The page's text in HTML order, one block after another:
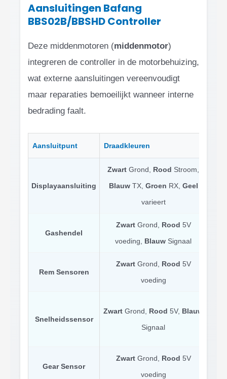
Aansluitingen Bafang
BBS02B/BBSHD Controller
Deze middenmotoren (middenmotor)
integreren de controller in de motorbehuizing,
wat externe aansluitingen vereenvoudigt
maar reparaties bemoeilijkt wanneer interne
bedrading faalt.
Aansluitpunt Draadkleuren
Displayaansluiting
Zwart Grond, Rood Stroom,
BlauwTX, Groen RX, Geel
varieert
Gashendel
ZwartGrond, Rood 5V
voeding, Blauw Signaal
Rem Sensoren
ZwartGrond, Rood 5V
voeding
Snelheidssensor
Zwart Grond, Rood 5V, Blauw
Signaal
Gear Sensor
ZwartGrond, Rood 5V
voeding